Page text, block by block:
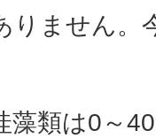
りません。
藻類は0～